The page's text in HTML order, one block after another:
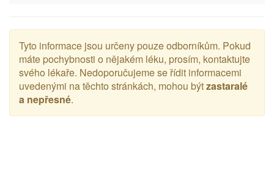
Tyto informace jsou určeny pouze odborníkům. Pokud
máte pochybnosti o nějakém léku, prosím, kontaktujte
svého lékaře. Nedoporučujeme se řídit informacemi
uvedenými na těchto stránkách, mohou býtzastaralé
a nepřesné.